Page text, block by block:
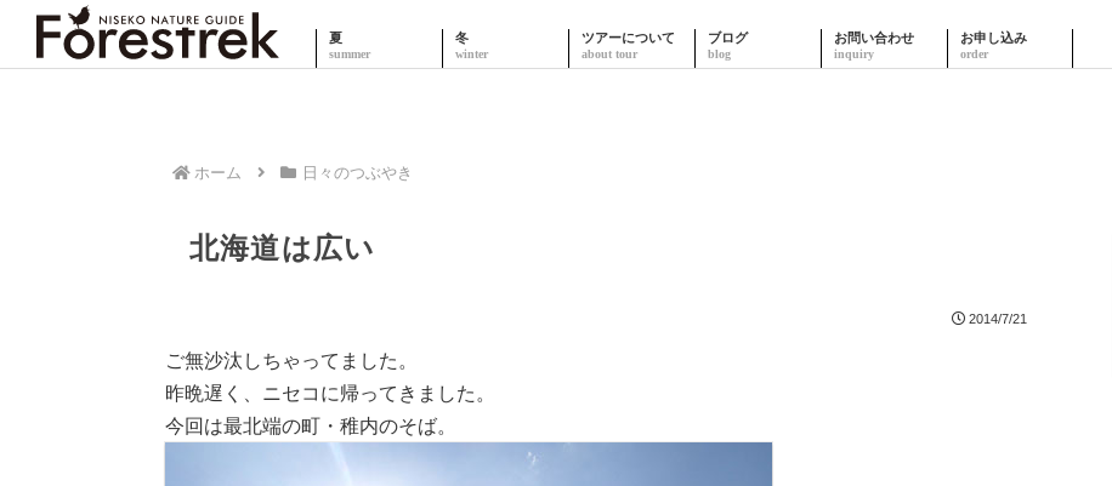
夏 冬 ツアーについて ブログ お問い合わせ お申し込み
ホーム 日々のつぶやき
北海道は広い
2014/7/21
ご無沙汰しちゃってました。
昨晩遅く、ニセコに帰ってきました。
今回は最北端の町・稚内のそば。